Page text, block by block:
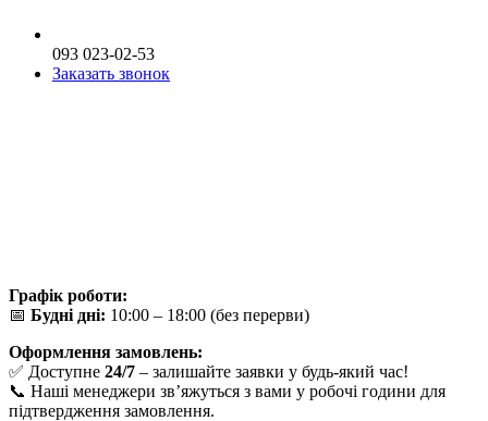
093 023-02-53
Заказать звонок
Графік роботи:
📅 Будні дні: 10:00 – 18:00 (без перерви)
Оформлення замовлень:
✅ Доступне 24/7 – залишайте заявки у будь-який час!
📞 Наші менеджери зв’яжуться з вами у робочі години для
підтвердження замовлення.